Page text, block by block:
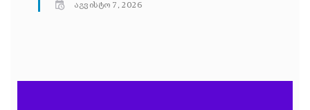
აგვისტო 7, 2026